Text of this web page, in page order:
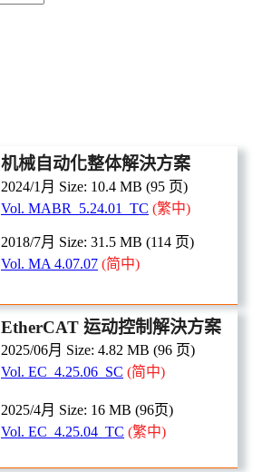
机械自动化整体解決方案
2024/1月 Size: 10.4 MB (95 页)
Vol. MABR_5.24.01_TC (繁中)
2018/7月 Size: 31.5 MB (114 页)
Vol. MA 4.07.07 (简中)
EtherCAT 运动控制解決方案
2025/06月 Size: 4.82 MB (96 页)
Vol. EC_4.25.06_SC (简中)
2025/4月 Size: 16 MB (96页)
Vol. EC_4.25.04_TC (繁中)